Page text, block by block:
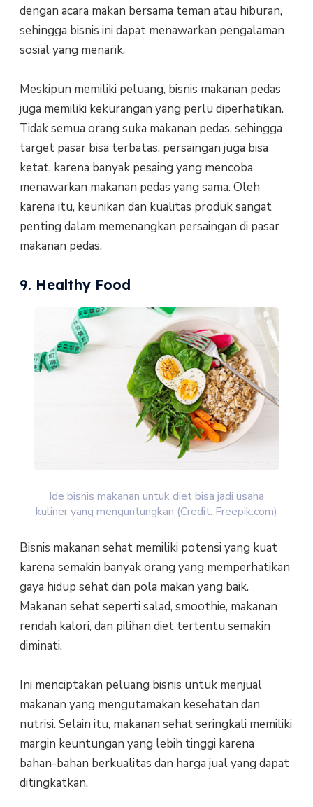
dengan acara makan bersama teman atau hiburan,
sehingga bisnis ini dapat menawarkan pengalaman
sosial yang menarik.
Meskipun memiliki peluang, bisnis makanan pedas
juga memiliki kekurangan yang perlu diperhatikan.
Tidak semua orang suka makanan pedas, sehingga
target pasar bisa terbatas, persaingan juga bisa
ketat, karena banyak pesaing yang mencoba
menawarkan makanan pedas yang sama. Oleh
karena itu, keunikan dan kualitas produk sangat
penting dalam memenangkan persaingan di pasar
makanan pedas.
9. Healthy Food
Ide bisnis makanan untuk diet bisa jadi usaha
kuliner yang menguntungkan (Credit: Freepik.com)
Bisnis makanan sehat memiliki potensi yang kuat
karena semakin banyak orang yang memperhatikan
gaya hidup sehat dan pola makan yang baik.
Makanan sehat seperti salad, smoothie, makanan
rendah kalori, dan pilihan diet tertentu semakin
diminati.
Ini menciptakan peluang bisnis untuk menjual
makanan yang mengutamakan kesehatan dan
nutrisi. Selain itu, makanan sehat seringkali memiliki
margin keuntungan yang lebih tinggi karena
bahan-bahan berkualitas dan harga jual yang dapat
ditingkatkan.